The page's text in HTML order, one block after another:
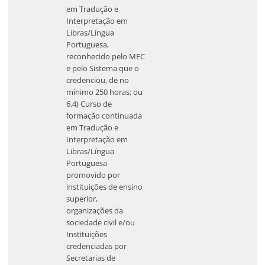
em Tradução e
Interpretação em
Libras/Língua
Portuguesa,
reconhecido pelo MEC
e pelo Sistema que o
credenciou, de no
mínimo 250 horas; ou
6.4) Curso de
formação continuada
em Tradução e
Interpretação em
Libras/Língua
Portuguesa
promovido por
instituições de ensino
superior,
organizações da
sociedade civil e/ou
Instituições
credenciadas por
Secretarias de